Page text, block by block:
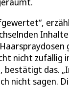
nicht
das.
nicht sagen.